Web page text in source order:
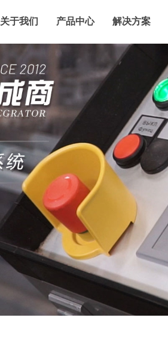
关于我们 产品中心 解决方案